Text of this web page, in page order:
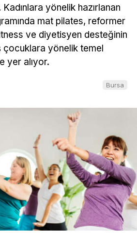
Kadınlara yönelik hazırlanan
mat pilates, reformer
ve diyetisyen desteğinin
çocuklara yönelik temel
yer alıyor.
Bursa